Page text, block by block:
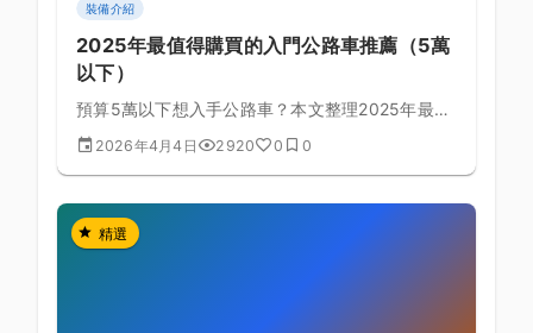
裝備介紹
2025年最值得購買的入門公路車推薦（5萬
以下）
預算5萬以下想入手公路車？本文整理2025年最熱
門的入門車款，從車架材質到變速系統一次完整比
較，幫你選對第一台車。
2026年4月4日 2920 0 0
精選